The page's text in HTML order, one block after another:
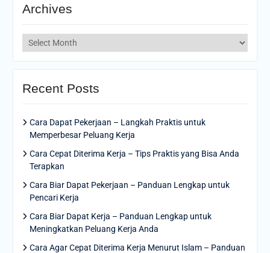
Archives
Archives
Recent Posts
Cara Dapat Pekerjaan – Langkah Praktis untuk
Memperbesar Peluang Kerja
Cara Cepat Diterima Kerja – Tips Praktis yang Bisa Anda
Terapkan
Cara Biar Dapat Pekerjaan – Panduan Lengkap untuk
Pencari Kerja
Cara Biar Dapat Kerja – Panduan Lengkap untuk
Meningkatkan Peluang Kerja Anda
Cara Agar Cepat Diterima Kerja Menurut Islam – Panduan